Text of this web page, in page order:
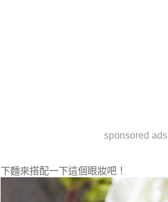
sponsored ads
下麵來搭配一下這個眼妝吧！